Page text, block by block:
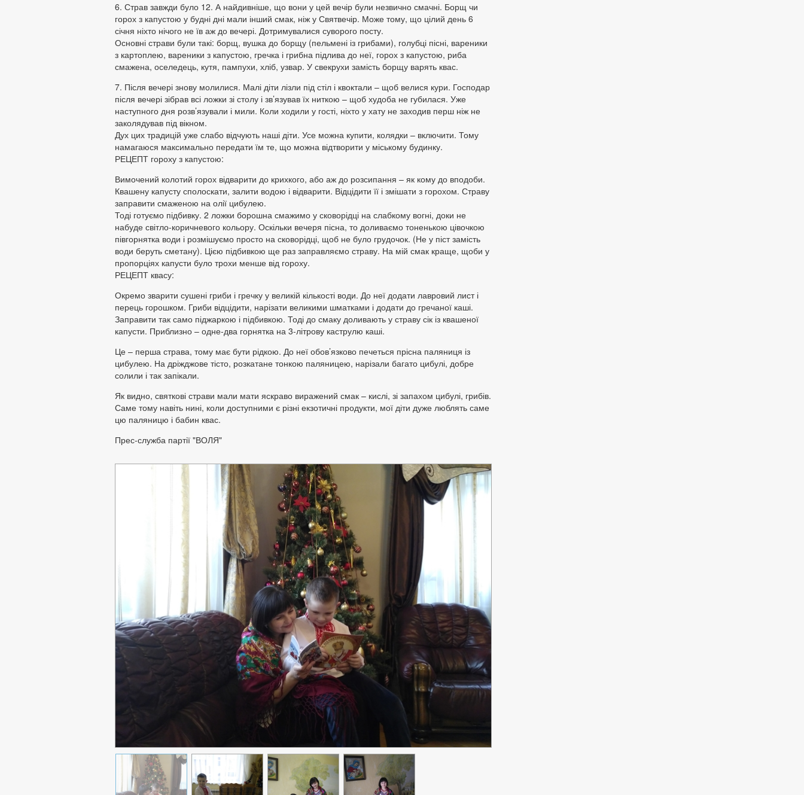
6. Страв завжди було 12. А найдивніше, що вони у цей вечір були незвично смачні. Борщ чи
горох з капустою у будні дні мали інший смак, ніж у Святвечір. Може тому, що цілий день 6
січня ніхто нічого не їв аж до вечері. Дотримувалися суворого посту.
Основні страви були такі: борщ, вушка до борщу (пельмені із грибами), голубці пісні, вареники
з картоплею, вареники з капустою, гречка і грибна підлива до неї, горох з капустою, риба
смажена, оселедець, кутя, пампухи, хліб, узвар. У свекрухи замість борщу варять квас.
7. Після вечері знову молилися. Малі діти лізли під стіл і квоктали – щоб велися кури. Господар
після вечері зібрав всі ложки зі столу і зв’язував їх ниткою – щоб худоба не губилася. Уже
наступного дня розв’язували і мили. Коли ходили у гості, ніхто у хату не заходив перш ніж не
заколядував під вікном.
Дух цих традицій уже слабо відчують наші діти. Усе можна купити, колядки – включити. Тому
намагаюся максимально передати їм те, що можна відтворити у міському будинку.
РЕЦЕПТ гороху з капустою:
Вимочений колотий горох відварити до крихкого, або аж до розсипання – як кому до вподоби.
Квашену капусту сполоскати, залити водою і відварити. Відцідити її і змішати з горохом. Страву
заправити смаженою на олії цибулею.
Тоді готуємо підбивку. 2 ложки борошна смажимо у сковорідці на слабкому вогні, доки не
набуде світло-коричневого кольору. Оскільки вечеря пісна, то доливаємо тоненькою цівочкою
півгорнятка води і розмішуємо просто на сковорідці, щоб не було грудочок. (Не у піст замість
води беруть сметану). Цією підбивкою ще раз заправляємо страву. На мій смак краще, щоби у
пропорціях капусти було трохи менше від гороху.
РЕЦЕПТ квасу:
Окремо зварити сушені гриби і гречку у великій кількості води. До неї додати лавровий лист і
перець горошком. Гриби відцідити, нарізати великими шматками і додати до гречаної каші.
Заправити так само піджаркою і підбивкою. Тоді до смаку доливають у страву сік із квашеної
капусти. Приблизно – одне-два горнятка на 3-літрову каструлю каші.
Це – перша страва, тому має бути рідкою. До неї обов’язково печеться прісна паляниця із
цибулею. На дріжджове тісто, розкатане тонкою паляницею, нарізали багато цибулі, добре
солили і так запікали.
Як видно, святкові страви мали мати яскраво виражений смак – кислі, зі запахом цибулі, грибів.
Саме тому навіть нині, коли доступними є різні екзотичні продукти, мої діти дуже люблять саме
цю паляницю і бабин квас.
Прес-служба партії "ВОЛЯ"